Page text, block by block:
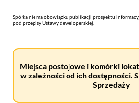
Spółka nie ma obowiązku publikacji prospektu
pod przepisy Ustawy deweloperskiej.
Miejsca postojowe i komórki
w zależności od ich dostępności.
Sprzedaży